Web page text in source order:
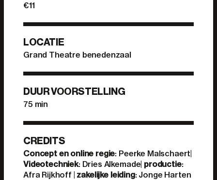
€11
LOCATIE
Grand Theatre benedenzaal
DUUR VOORSTELLING
75 min
CREDITS
Concept en online regie: Peerke Malschaert|
Videotechniek: Dries Alkemade| productie:
Afra Rijkhoff | zakelijke leiding: Jonge Harten